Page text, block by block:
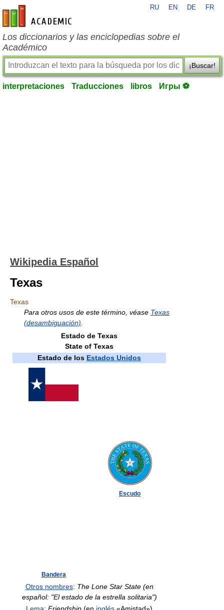
es-academic.com
RU EN DE FR
Los diccionarios y las enciclopedias sobre el
Académico
¡Buscar!
interpretaciones Traducciones libros Игры ⚽
Wikipedia Español
Texas
Texas
Para otros usos de este término, véase Texas
(desambiguación)
Estado de Texas
State of Texas
Estado de los Estados Unidos
Bandera
Escudo
Otros nombres: The Lone Star State (en
español: "El estado de la estrella solitaria")